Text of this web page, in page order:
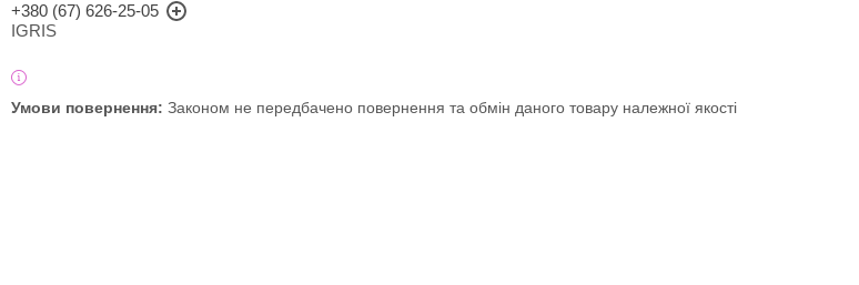
+380 (67) 626-25-05
IGRIS
Законом не передбачено повернення та обмін даного товару належної якості